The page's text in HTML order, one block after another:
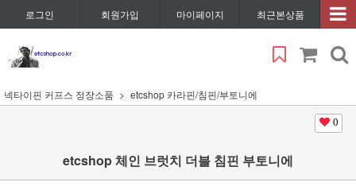
로그인 회원가입 마이페이지 최근본상품
넥타이핀 커프스 정장소품 etcshop 카라핀/침핀/부토니에
0
etcshop 체인 브럿치 더블 침핀 부토니에